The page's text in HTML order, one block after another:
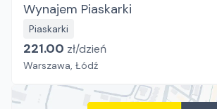
Wynajem Piaskarki
Piaskarki
221.00 zł/dzień
Warszawa, Łódź